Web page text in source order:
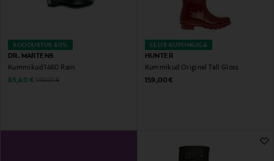
SOODUSTUS 40%
DR. MARTENS
Kummikud 1460 Rain
Discounted Price
83,40 € Original Price
140,00 €
EELIS KUPONGIGA
HUNTER
Kummikud Original Tall Gloss
Original Price
159,00 €